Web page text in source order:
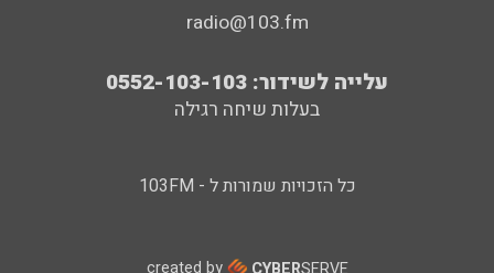
radio@103.fm
עלייה לשידור: 0552-103-103
בעלות שיחה רגילה
כל הזכויות שמורות ל - 103FM
created by